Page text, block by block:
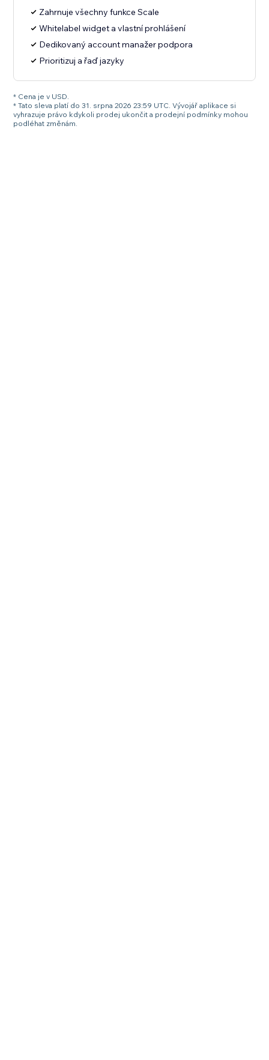
Zahrnuje všechny funkce Scale
Whitelabel widget a vlastní prohlášení
Dedikovaný account manažer podpora
Prioritizuj a řaď jazyky
* Cena je v USD.
* Tato sleva platí do 31. srpna 2026 23:59 UTC. Vývojář aplikace si
vyhrazuje právo kdykoli prodej ukončit a prodejní podmínky mohou
podléhat změnám.